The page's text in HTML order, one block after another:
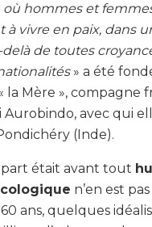
où hommes et
à vivre en paix, dans
de toutes
» a été
la Mère », compagne
Aurobindo, avec qui
(Inde).
était avant tout
n’en est
ans, quelques